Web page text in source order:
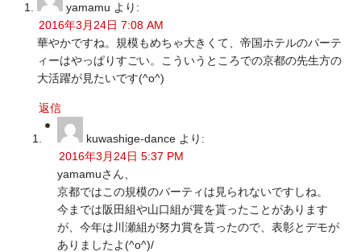
yamamu より:
2016年3月24日 7:08 AM
華やかですね。規模もめちゃ大きくて、帝国ホテルのパーテ
ィーはやっぱりすごい。こういうところでの京都の先生方の
大活躍が見たいです(^o^)
返信
kuwashige-dance より:
2016年3月24日 5:37 PM
yamamuさん、
京都ではこの規模のパーティは見られないですしね。
今までは阪田組や山口組が賞を貰ったことがあります
が、今年は川瀬組が努力賞を貰ったので、表彰とデモが
ありましたよ(^o^)/